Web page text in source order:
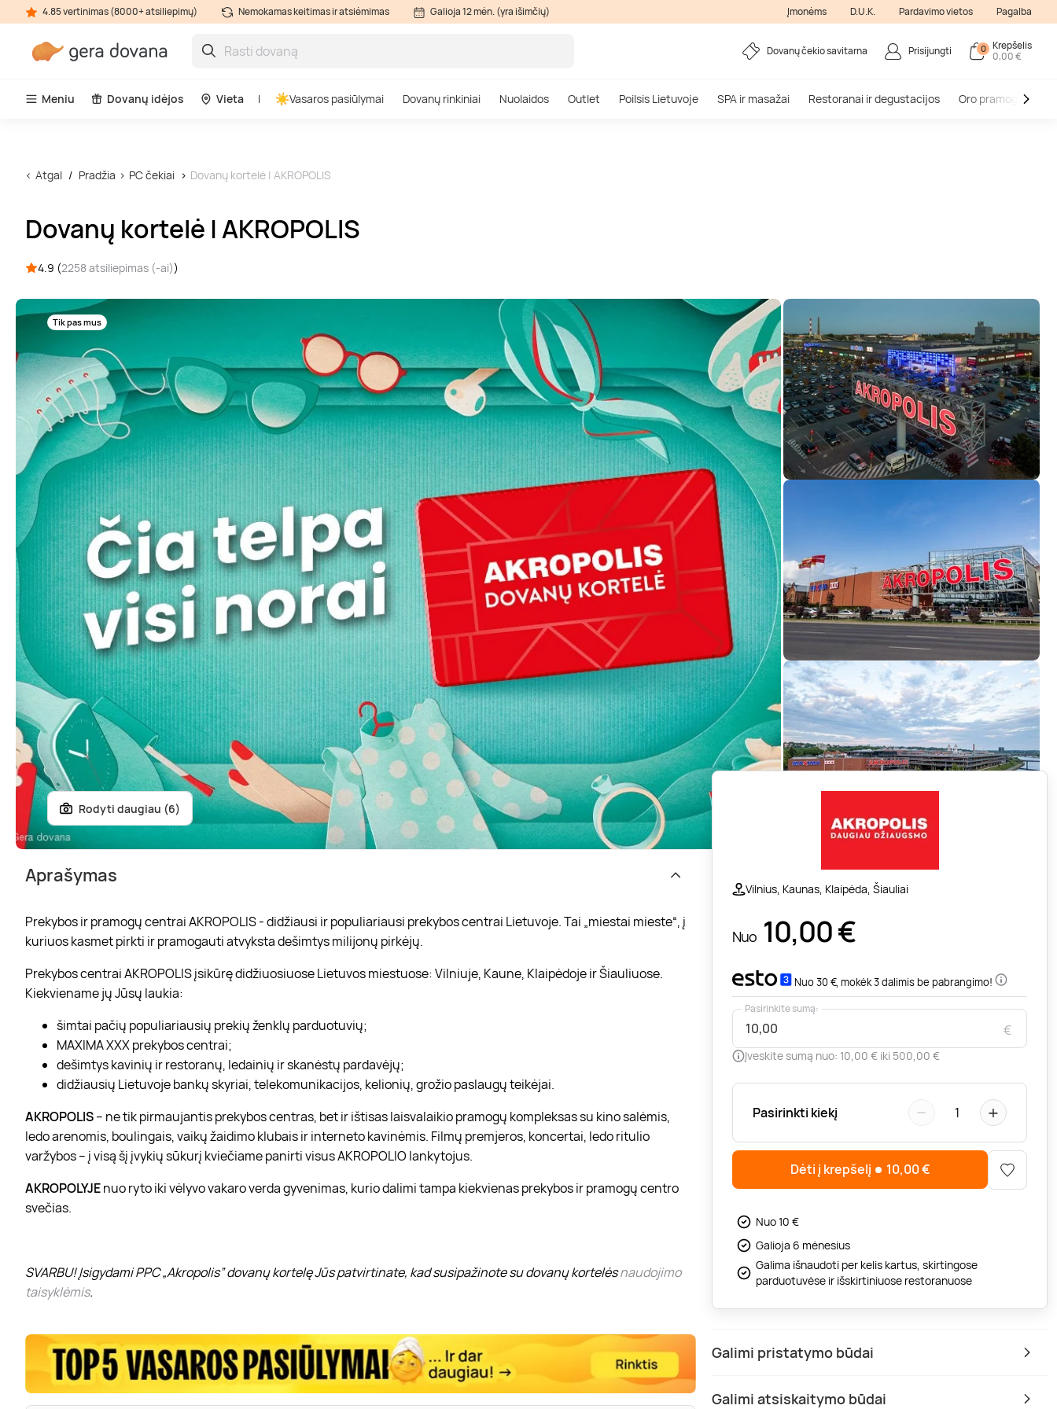
4.85 vertinimas (8000+ atsiliepimų) Nemokamas keitimas ir atsiėmimas Galioja 12 mėn. (yra išimčių) Įmonėms D.U.K. Pardavimo vietos Pagalba
Dovanų čekio savitarna Prisijungti 0 Krepšelis
0,00 €
Meniu Dovanų idėjos Vieta Vasaros pasiūlymai Dovanų rinkiniai Nuolaidos Outlet Poilsis Lietuvoje SPA ir masažai Restoranai ir degustacijos Oro pramogos
Atgal Pradžia PC čekiai Dovanų kortelė | AKROPOLIS
Dovanų kortelė | AKROPOLIS
4.9 (2258 atsiliepimas (-ai))
Tik pas mus
Rodyti daugiau (6)
Vilnius, Kaunas, Klaipėda, Šiauliai
Nuo 10,00€
Nuo 30 €, mokėk 3 dalimis be pabrangimo!
€
Pasirinkite sumą:
Įveskite sumą nuo: 10,00 € iki 500,00 €
Pasirinkti kiekį − 1 +
Dėti į krepšelį 10,00€
Nuo 10 €
Galioja 6 mėnesius
Galima išnaudoti per kelis kartus, skirtingose
parduotuvėse ir išskirtiniuose restoranuose
Galimi pristatymo būdai
Galimi atsiskaitymo būdai
Aprašymas
Prekybos ir pramogų centrai AKROPOLIS - didžiausi ir populiariausi prekybos centrai Lietuvoje. Tai „miestai mieste“, į
kuriuos kasmet pirkti ir pramogauti atvyksta dešimtys milijonų pirkėjų.
Prekybos centrai AKROPOLIS įsikūrę didžiuosiuose Lietuvos miestuose: Vilniuje, Kaune, Klaipėdoje ir Šiauliuose.
Kiekviename jų Jūsų laukia:
šimtai pačių populiariausių prekių ženklų parduotuvių;
MAXIMA XXX prekybos centrai;
dešimtys kavinių ir restoranų, ledainių ir skanėstų pardavėjų;
didžiausių Lietuvoje bankų skyriai, telekomunikacijos, kelionių, grožio paslaugų teikėjai.
AKROPOLIS– ne tik pirmaujantis prekybos centras, bet ir ištisas laisvalaikio pramogų kompleksas su kino salėmis,
ledo arenomis, boulingais, vaikų žaidimo klubais ir interneto kavinėmis. Filmų premjeros, koncertai, ledo ritulio
varžybos – į visą šį įvykių sūkurį kviečiame panirti visus AKROPOLIO lankytojus.
AKROPOLYJEnuo ryto iki vėlyvo vakaro verda gyvenimas, kurio dalimi tampa kiekvienas prekybos ir pramogų centro
svečias.
SVARBU! Įsigydami PPC „Akropolis” dovanų kortelę Jūs patvirtinate, kad susipažinote su dovanų kortelėsnaudojimo
taisyklėmis.